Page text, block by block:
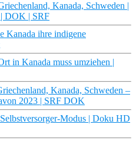
Kanada, Schweden |
DOK | SRF
Kanada ihre indigene
in Kanada muss umziehen |
Kanada, Schweden –
2023 | SRF DOK
Modus | Doku HD